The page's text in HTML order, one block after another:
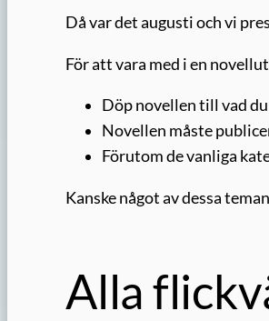
Då var det augusti och vi
För att vara med i en
Döp novellen till vad
Novellen måste
Förutom de vanliga
Kanske något av dessa
Alla